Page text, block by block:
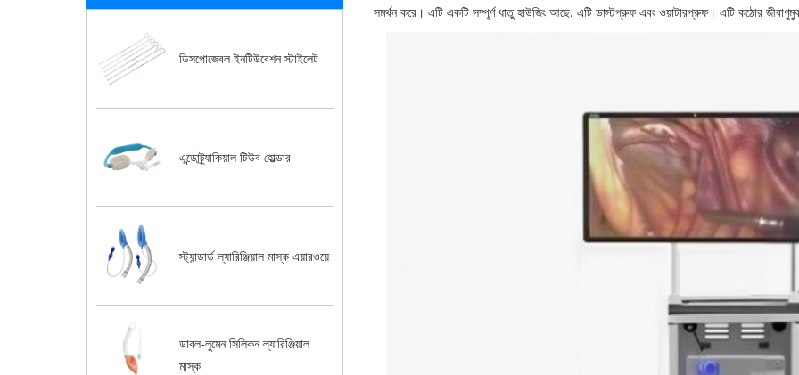
ডিসপোজেবল ইনটিউবেশন স্টাইলেট
এন্ডোট্র্যাকিয়াল টিউব হোল্ডার
স্ট্যান্ডার্ড ল্যারিঞ্জিয়াল মাস্ক এয়ারওয়ে
ডাবল-লুমেন সিলিকন ল্যারিঞ্জিয়াল
মাস্ক
সমর্থন করে। এটি একটি সম্পূর্ণ ধাতু হাউজিং আছে. এটি ডাস্টপ্রুফ এবং ওয়াটারপ্রুফ। এটি কঠোর